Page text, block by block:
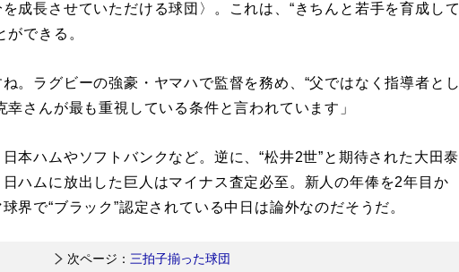
成長させていただける球団〉。これは、“きちんと若手を育成して
ができる。
ね。ラグビーの強豪・ヤマハで監督を務め、“父ではなく指導者とし
幸さんが最も重視している条件と言われています」
本ハムやソフトバンクなど。逆に、“松井2世”と期待された大田泰
ハムに放出した巨人はマイナス査定必至。新人の年俸を2年目か
界で“ブラック”認定されている中日は論外なのだそうだ。
次ページ： 三拍子揃った球団